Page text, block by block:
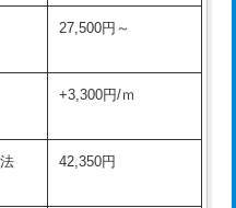
22,000円+材料費
11,000円+材料費
13,200円
27,500円～
+3,300円/ｍ
42,350円